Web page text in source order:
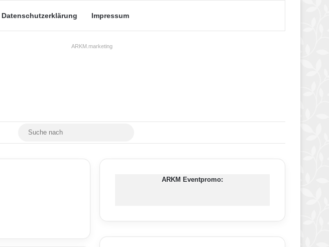
Datenschutzerklärung Impressum
ARKM.marketing
MastodonSkin umschalten
ARKM Eventpromo: